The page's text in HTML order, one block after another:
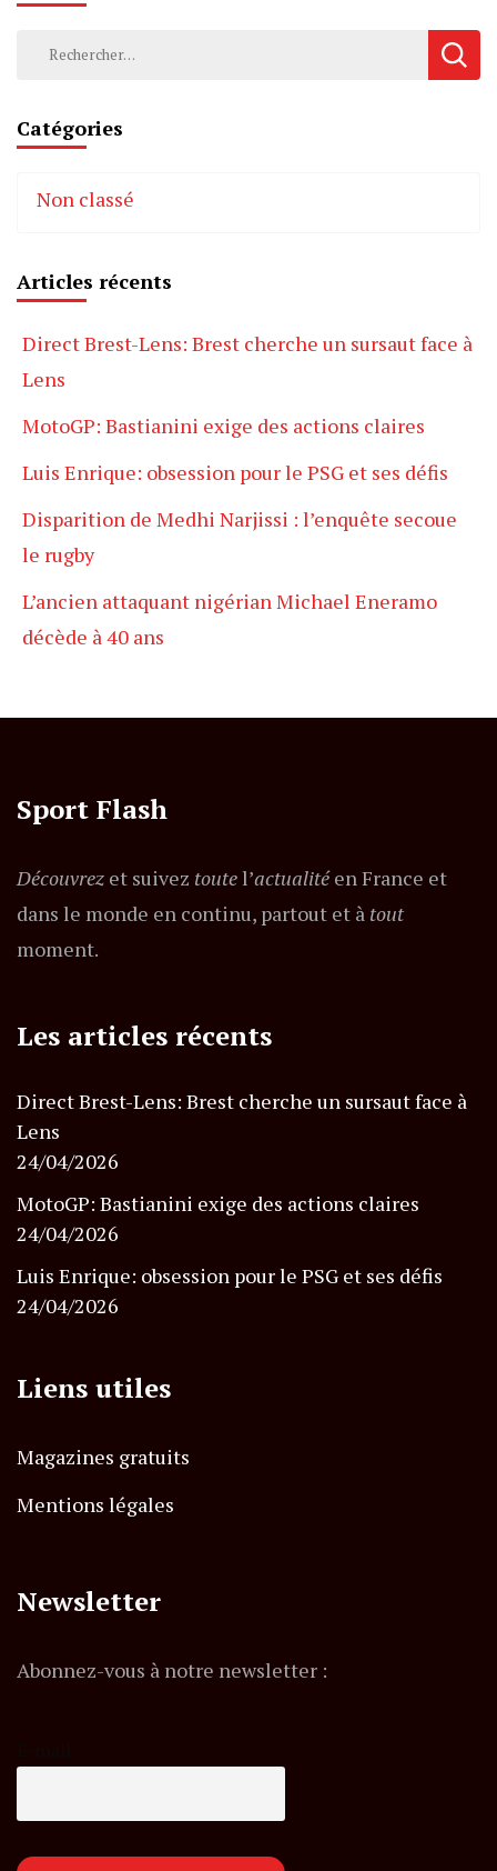
Rechercher :
Catégories
Non classé
Articles récents
Direct Brest-Lens: Brest cherche un sursaut face à
Lens
MotoGP: Bastianini exige des actions claires
Luis Enrique: obsession pour le PSG et ses défis
Disparition de Medhi Narjissi : l’enquête secoue
le rugby
L’ancien attaquant nigérian Michael Eneramo
décède à 40 ans
Sport Flash
Découvrez et suivez toutel’actualitéen France et
dans le monde en continu, partout et à tout
moment.
Les articles récents
Direct Brest-Lens: Brest cherche un sursaut face à
Lens
24/04/2026
MotoGP: Bastianini exige des actions claires
24/04/2026
Luis Enrique: obsession pour le PSG et ses défis
24/04/2026
Liens utiles
Magazines gratuits
Mentions légales
Newsletter
Abonnez-vous à notre newsletter :